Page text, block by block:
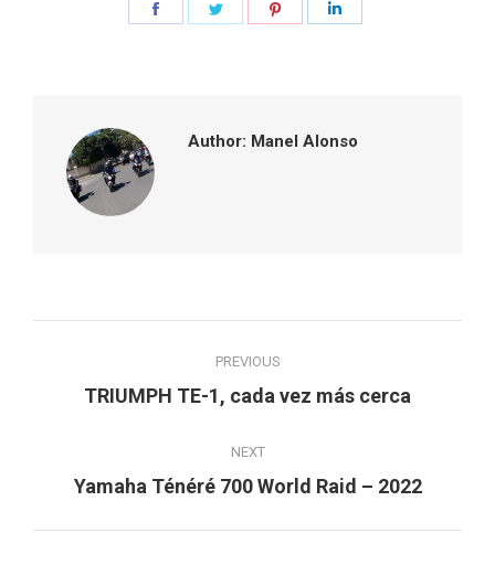
Author: Manel Alonso
navigation
PREVIOUS
Previous
TRIUMPH TE-1, cada vez más cerca
NEXT
Next
Yamaha Ténéré 700 World Raid – 2022